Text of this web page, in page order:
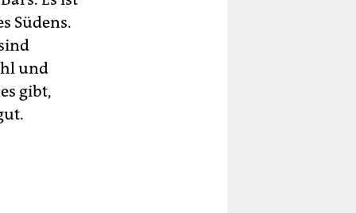
Südens.
und
gibt,